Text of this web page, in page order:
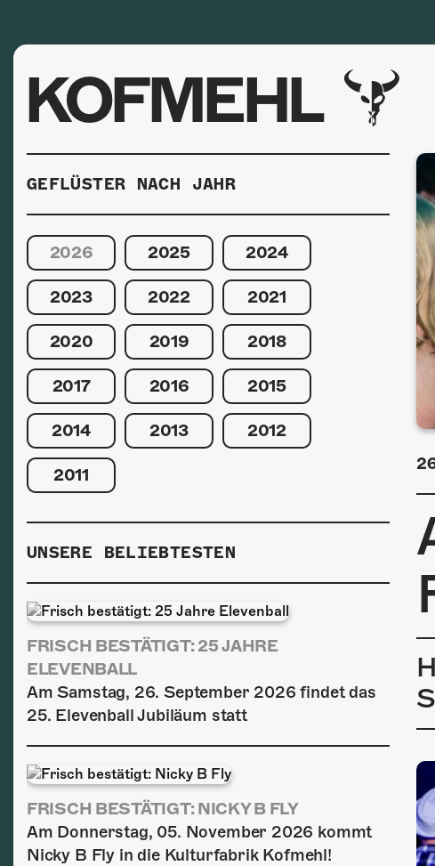
KOFMEHL
GEFLÜSTER NACH JAHR
2026 2025 2024
2023 2022 2021
2020 2019 2018
2017 2016 2015
2014 2013 2012
2011
UNSERE BELIEBTESTEN
FRISCH BESTÄTIGT: 25 JAHRE
ELEVENBALL
Am Samstag, 26. September 2026 findet das
25. Elevenball Jubiläum statt
FRISCH BESTÄTIGT: NICKY B FLY
Am Donnerstag, 05. November 2026 kommt
Nicky B Fly in die Kulturfabrik Kofmehl!